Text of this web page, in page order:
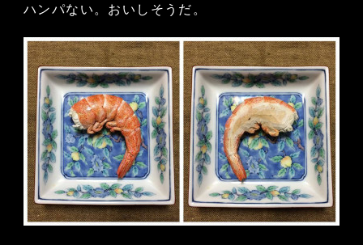
ハンパない。おいしそうだ。